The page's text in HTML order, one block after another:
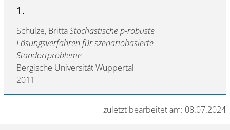
1.
Schulze, BrittaStochastische p-robuste
Lösungsverfahren für szenariobasierte
Standortprobleme
Bergische Universität Wuppertal
2011
zuletzt bearbeitet am: 08.07.2024